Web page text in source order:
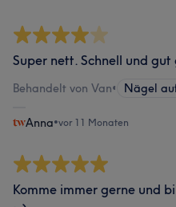
Super nett. Schnell und
Behandelt von Van• Nägel
Anna•vor 11 Monaten
Komme immer gerne und